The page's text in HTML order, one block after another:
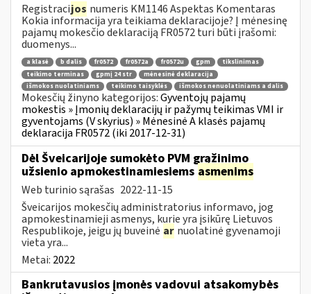
Registracijos numeris KM1146 Aspektas Komentaras
Kokia informacija yra teikiama deklaracijoje? Į mėnesinę
pajamų mokesčio deklaraciją FR0572 turi būti įrašomi:
duomenys...
a klasė b dalis fr0572 fr0572a fr0572u gpm
tikslinimas
teikimo terminas
gpmį 24 str
mėnesinė deklaracija
išmokos nuolatiniams
teikimo taisyklės išmokos nenuolatiniams a dalis
Mokesčių žinyno kategorijos:Gyventojų pajamų
mokestis » Įmonių deklaracijų ir pažymų teikimas VMI ir
gyventojams (V skyrius) » Mėnesinė A klasės pajamų
deklaracija FR0572 (iki 2017-12-31)
Dėl Šveicarijoje sumokėto PVM grąžinimo
užsienio apmokestinamiesiems asmenims
Web turinio sąrašas 2022-11-15
Šveicarijos mokesčių administratorius informavo, jog
apmokestinamieji asmenys, kurie yra įsikūrę Lietuvos
Respublikoje, jeigu jų buveinė ar nuolatinė gyvenamoji
vieta yra...
Metai: 2022
Bankrutavusios įmonės vadovui atsakomybės